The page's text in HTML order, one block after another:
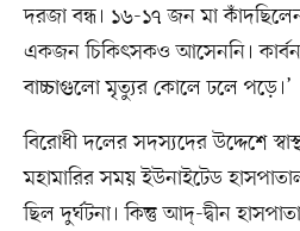
দরজা বন্ধ। ১৬-১৭ জন মা
একজন চিকিৎসকও আসেননি। কার্বন
বাচ্চাগুলো মৃত্যুর কোলে ঢলে পড়ে।’
বিরোধী দলের সদস্যদের উদ্দেশে
মহামারির সময় ইউনাইটেড
ছিল দুর্ঘটনা। কিন্তু আদ্-দ্বীন